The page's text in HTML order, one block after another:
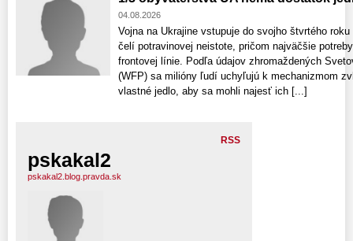
04.08.2026
Vojna na Ukrajine vstupuje do svojho štvrtého
čelí potravinovej neistote, pričom najväčšie
frontovej línie. Podľa údajov zhromaždených
(WFP) sa milióny ľudí uchyľujú k mechanizmom
vlastné jedlo, aby sa mohli najesť ich [...]
RSS
pskakal2
pskakal2.blog.pravda.sk